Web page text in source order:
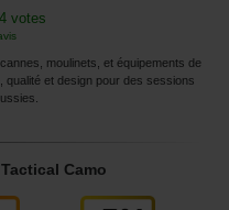
votes
moulinets, et équipements de
qualité et design pour des sessions
Camo